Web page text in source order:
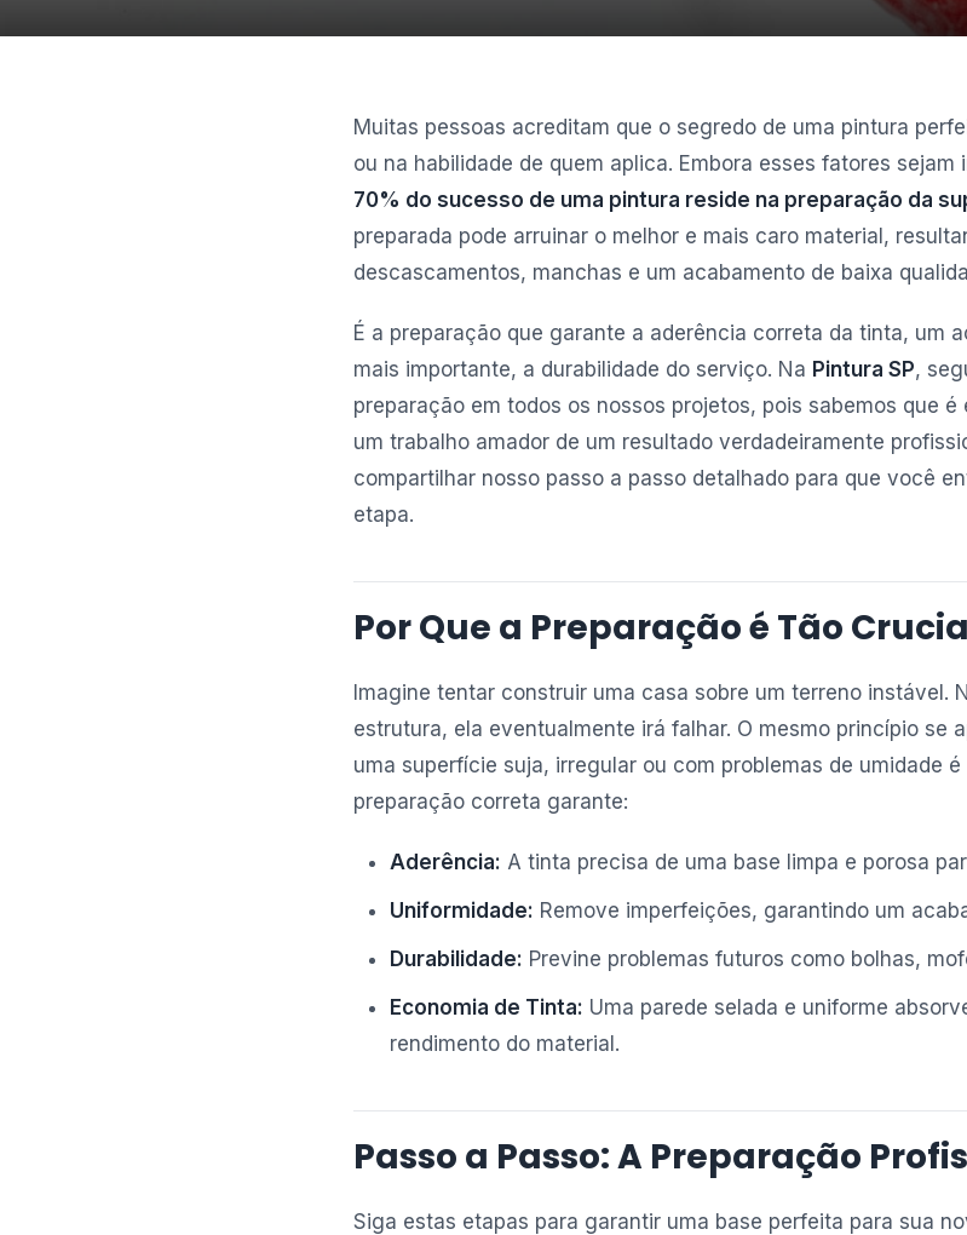
Muitas pessoas acreditam que o segredo de uma pintura
ou na habilidade de quem aplica. Embora esses fatores
70% do sucesso de uma pintura reside na preparação da
preparada pode arruinar o melhor e mais caro material,
descascamentos, manchas e um acabamento de baixa
É a preparação que garante a aderência correta da tinta, um
mais importante, a durabilidade do serviço. Na Pintura SP,
preparação em todos os nossos projetos, pois sabemos que
um trabalho amador de um resultado verdadeiramente
compartilhar nosso passo a passo detalhado para que você
etapa.
Por Que a Preparação é Tão
Imagine tentar construir uma casa sobre um terreno instável.
estrutura, ela eventualmente irá falhar. O mesmo princípio se
uma superfície suja, irregular ou com problemas de umidade
preparação correta garante:
Aderência: A tinta precisa de uma base limpa e porosa
Uniformidade: Remove imperfeições, garantindo um
Durabilidade: Previne problemas futuros como bolhas,
Economia de Tinta: Uma parede selada e uniforme
rendimento do material.
Passo a Passo: A Preparação
Siga estas etapas para garantir uma base perfeita para sua